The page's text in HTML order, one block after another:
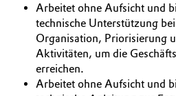
Arbeitet ohne Aufsicht und
technische Unterstützung
Organisation, Priorisierung
Aktivitäten, um die
erreichen.
Arbeitet ohne Aufsicht und